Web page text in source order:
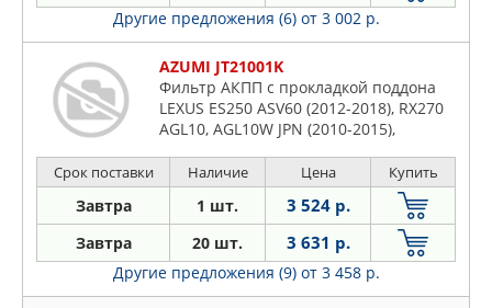
Другие предложения (6) от 3 002 р.
AZUMI JT21001K
Фильтр АКПП с прокладкой поддона
LEXUS ES250 ASV60 (2012-2018), RX270
AGL10, AGL10W JPN (2010-2015),
ASV70R, ASV70L, ASV70 (2009-...), Camry,
Aurion ASV50L, ASV50R (2011-2017),
Highlander ASU40L, ASU50 (2009-...), R
Срок поставки Наличие Цена Купить
Завтра 1 шт. 3 524 р.
Завтра 20 шт. 3 631 р.
Другие предложения (9) от 3 458 р.